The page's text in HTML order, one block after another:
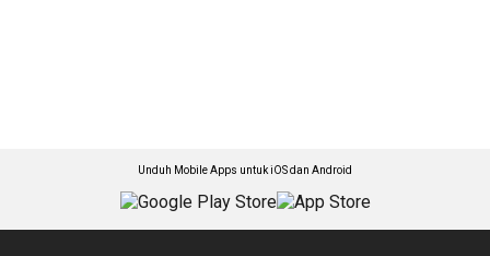
Unduh Mobile Apps untuk iOS dan Android